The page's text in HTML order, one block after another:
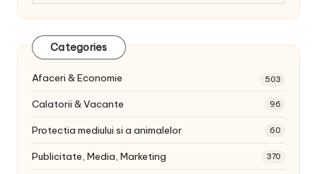
Categories
Afaceri & Economie 503
Calatorii & Vacante 96
Protectia mediului si a animalelor 60
Publicitate, Media, Marketing 370